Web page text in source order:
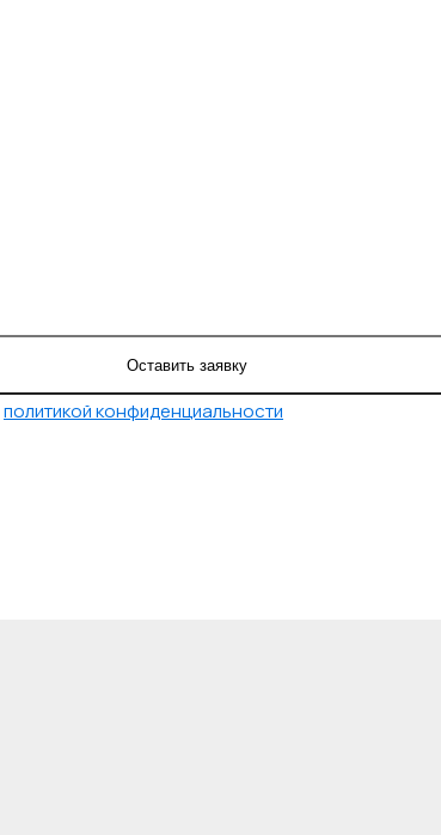
политикой конфиденциальности